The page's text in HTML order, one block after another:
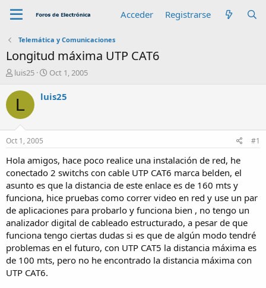
Acceder Registrarse
Telemática y Comunicaciones
Longitud máxima UTP CAT6
A
t
r
luis25
F
c
n
c
i
o
Oct 1, 2005
L luis25
Oct 1, 2005 #1
Hola amigos, hace poco realice una instalación de red, he
conectado 2 switchs con cable UTP CAT6 marca belden, el
asunto es que la distancia de este enlace es de 160 mts y
funciona, hice pruebas como correr video en red y use un par
de aplicaciones para probarlo y funciona bien , no tengo un
analizador digital de cableado estructurado, a pesar de que
funciona tengo ciertas dudas si es que de algún modo tendré
problemas en el futuro, con UTP CAT5 la distancia máxima es
de 100 mts, pero no he encontrado la distancia máxima con
UTP CAT6.